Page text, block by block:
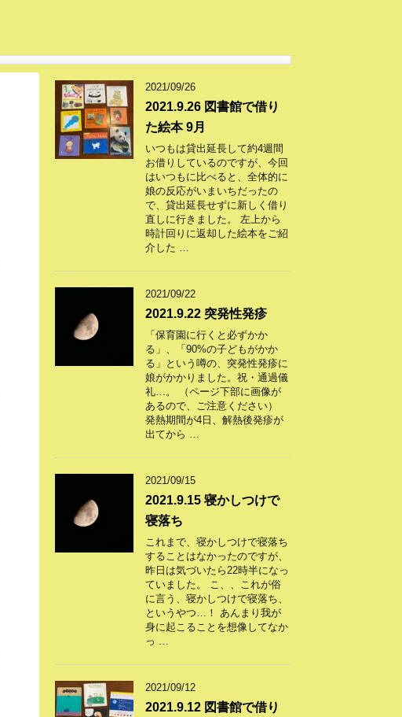
2021/09/26
2021.9.26 図書館で借り
た絵本 9月
いつもは貸出延長して約4週間
お借りしているのですが、今回
はいつもに比べると、全体的に
娘の反応がいまいちだったの
で、貸出延長せずに新しく借り
直しに行きました。 左上から
時計回りに返却した絵本をご紹
介した …
2021/09/22
2021.9.22 突発性発疹
「保育園に行くと必ずかか
る」、「90%の子どもがかか
る」という噂の、突発性発疹に
娘がかかりました。祝・通過儀
礼…。 （ページ下部に画像が
あるので、ご注意ください）
発熱期間が4日、解熱後発疹が
出てから …
2021/09/15
2021.9.15 寝かしつけで
寝落ち
これまで、寝かしつけで寝落ち
することはなかったのですが、
昨日は気づいたら22時半になっ
ていました。 こ、、これが俗
に言う、寝かしつけで寝落ち、
というやつ…！ あんまり我が
身に起こることを想像してなか
っ …
2021/09/12
2021.9.12 図書館で借り